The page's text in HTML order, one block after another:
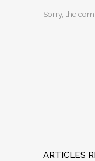
Sorry, the
ARTICLES